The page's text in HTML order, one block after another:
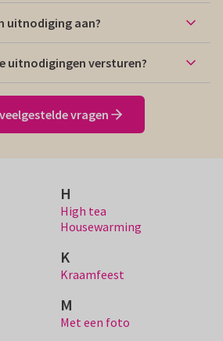
uitnodiging aan?
uitnodigingen versturen?
vragen
H
High tea
Housewarming
K
Kraamfeest
M
Met een foto